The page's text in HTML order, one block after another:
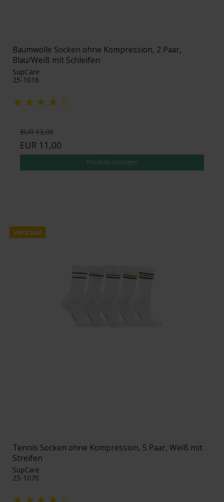
Baumwolle Socken ohne Kompression, 2 Paar,
Blau/Weiß mit Schleifen
SupCare
25-1016
EUR 13,00
EUR 11,00
Produkt anzeigen
Verkauf
Tennis Socken ohne Kompression, 5 Paar, Weiß mit
Streifen
SupCare
25-1070